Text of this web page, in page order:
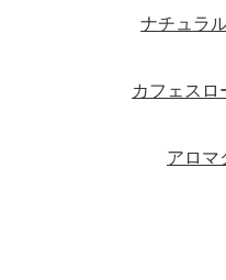
ナチュラ
カフェスロ
アロマ